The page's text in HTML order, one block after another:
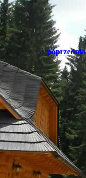
« poprzednia